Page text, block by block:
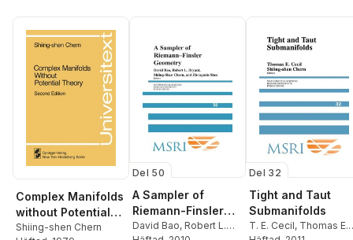
Complex Manifolds
without Potential
Theory
Shiing-shen Chern
Del 50
A Sampler of
Riemann-Finsler
Geometry
David Bao, Robert L.
Del 32
Tight and Taut
Submanifolds
T. E. Cecil, Thomas E.